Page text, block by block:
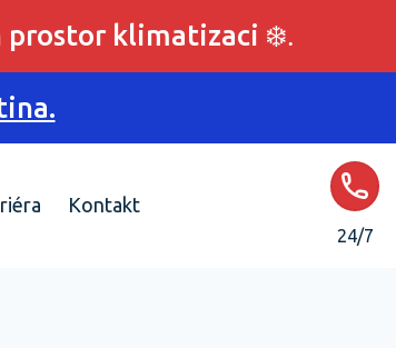
prostor klimatizaci ❄️.
Kontakt
24/7